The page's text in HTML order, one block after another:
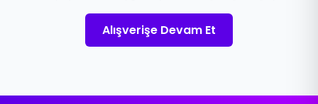
Alışverişe Devam Et